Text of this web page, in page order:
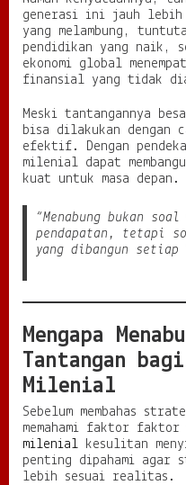
a
l
:
M
e
g
a
t
u
r
n
i
E
a
generasi ini jauh lebih
yang melambung,
pendidikan yang naik,
ekonomi global
finansial yang tidak
Meski tantangannya
bisa dilakukan dengan
efektif. Dengan
milenial dapat
kuat untuk masa depan.
“Menabung bukan
pendapatan, tetapi
yang dibangun
Mengapa
Tantangan
Milenial
Sebelum membahas
memahami faktor faktor
milenial kesulitan
penting dipahami agar
lebih sesuai realitas.